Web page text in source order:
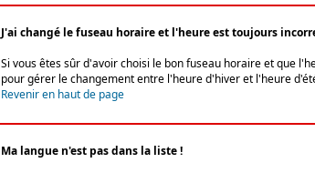
J'ai changé le fuseau horaire et l'heure est toujours
Si vous êtes sûr d'avoir choisi le bon fuseau horaire et que
pour gérer le changement entre l'heure d'hiver et l'heure
Revenir en haut de page
Ma langue n'est pas dans la liste !